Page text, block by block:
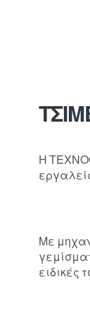
Η
Με
ειδικές